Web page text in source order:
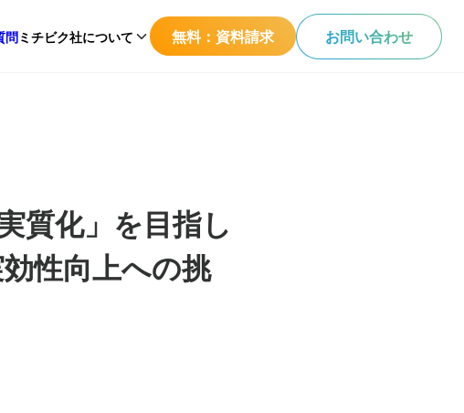
問ミチビク社について 無料：資料請求 お問い合わせ
質化」を目指し
性向上への挑